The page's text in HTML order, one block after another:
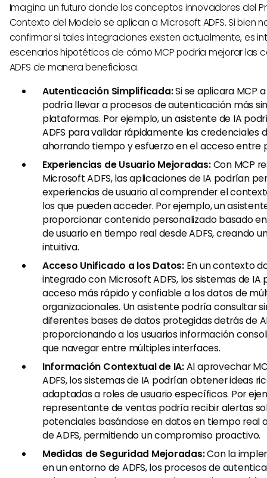
Imagina un futuro donde los conceptos innovadores del
Contexto del Modelo se aplican a Microsoft ADFS. Si bien
confirmar si tales integraciones existen actualmente, es
escenarios hipotéticos de cómo MCP podría mejorar las
ADFS de manera beneficiosa.
Autenticación Simplificada:Si se aplicara MCP
podría llevar a procesos de autenticación más
plataformas. Por ejemplo, un asistente de IA
ADFS para validar rápidamente las credenciales
ahorrando tiempo y esfuerzo en el acceso entre
Experiencias de Usuario Mejoradas:Con MCP
Microsoft ADFS, las aplicaciones de IA podrían
experiencias de usuario al comprender el
los que pueden acceder. Por ejemplo, un
proporcionar contenido personalizado basado
de usuario en tiempo real desde ADFS, creando
intuitiva.
Acceso Unificado a los Datos:En un contexto
integrado con Microsoft ADFS, los sistemas de
acceso más rápido y confiable a los datos de
organizacionales. Un asistente podría consultar
diferentes bases de datos protegidas detrás de
proporcionando a los usuarios información
que navegar entre múltiples interfaces.
Información Contextual de IA:Al aprovechar
ADFS, los sistemas de IA podrían obtener ideas
adaptadas a roles de usuario específicos. Por
representante de ventas podría recibir alertas
potenciales basándose en datos en tiempo real
de ADFS, permitiendo un compromiso proactivo.
Medidas de Seguridad Mejoradas:Con la
en un entorno de ADFS, los procesos de